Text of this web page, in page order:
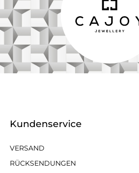
Kundenservice
VERSAND
RÜCKSENDUNGEN